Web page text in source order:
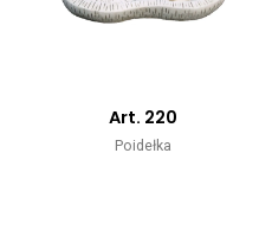
Art. 220
Poidełka